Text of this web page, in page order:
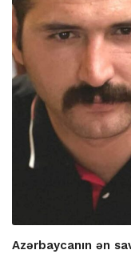
Azərbaycanın ən